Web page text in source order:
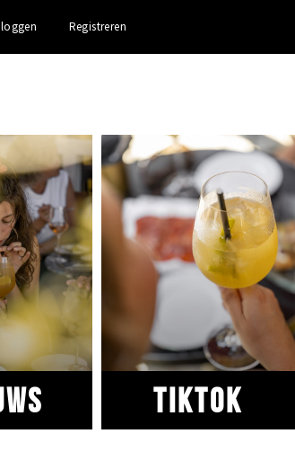
Registreren
Tiktok